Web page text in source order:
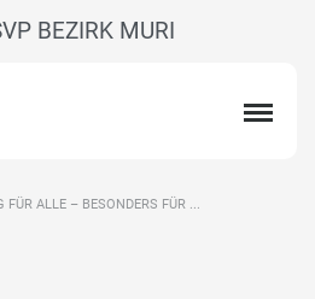
BEZIRK MURI
FÜR ALLE – BESONDERS FÜR ...